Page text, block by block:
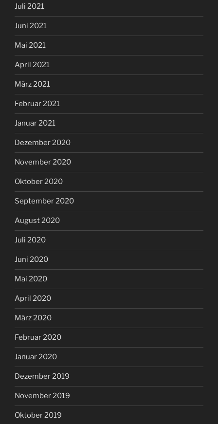
Juli 2021
Juni 2021
Mai 2021
April 2021
März 2021
Februar 2021
Januar 2021
Dezember 2020
November 2020
Oktober 2020
September 2020
August 2020
Juli 2020
Juni 2020
Mai 2020
April 2020
März 2020
Februar 2020
Januar 2020
Dezember 2019
November 2019
Oktober 2019